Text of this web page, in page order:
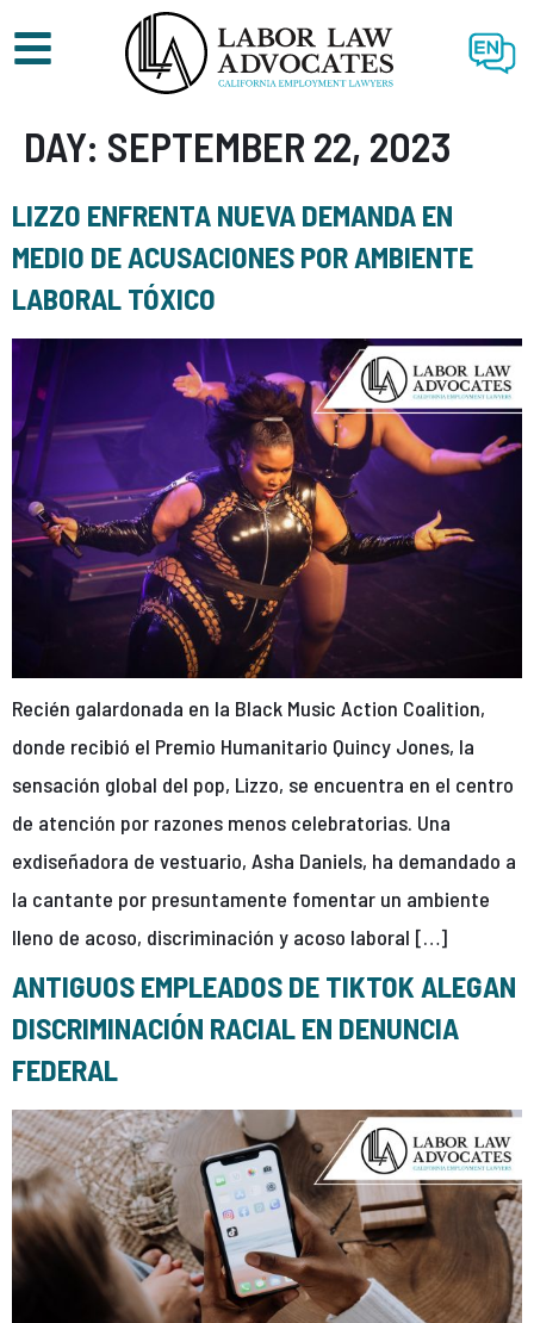
EN
DAY: SEPTEMBER 22, 2023
LIZZO ENFRENTA NUEVA DEMANDA EN
MEDIO DE ACUSACIONES POR AMBIENTE
LABORAL TÓXICO
Recién galardonada en la Black Music Action Coalition,
donde recibió el Premio Humanitario Quincy Jones, la
sensación global del pop, Lizzo, se encuentra en el centro
de atención por razones menos celebratorias. Una
exdiseñadora de vestuario, Asha Daniels, ha demandado a
la cantante por presuntamente fomentar un ambiente
lleno de acoso, discriminación y acoso laboral […]
ANTIGUOS EMPLEADOS DE TIKTOK ALEGAN
DISCRIMINACIÓN RACIAL EN DENUNCIA
FEDERAL